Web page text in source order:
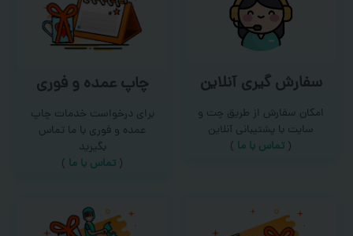
سفارش گیری آنلاین
امکان سفارش از طریق چت و
سایت با پشتیبانی آنلاین
( تماس با ما‌ )
چاپ عمده و فوری
برای درخواست خدمات چاپ
عمده و فوری با ما تماس
بگیرید
( تماس با ما )